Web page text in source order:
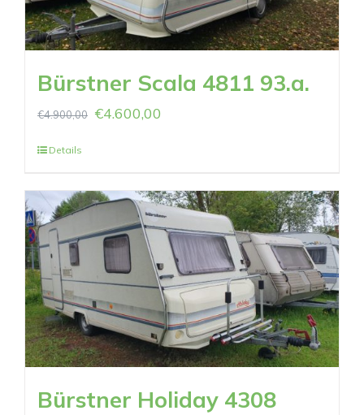
Bürstner Scala 4811 93.a.
€4.900,00 €4.600,00
Details
Bürstner Holiday 4308